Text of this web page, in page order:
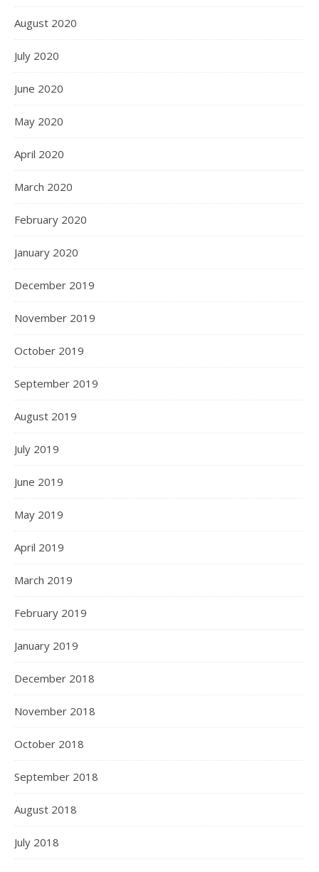
August 2020
July 2020
June 2020
May 2020
April 2020
March 2020
February 2020
January 2020
December 2019
November 2019
October 2019
September 2019
August 2019
July 2019
June 2019
May 2019
April 2019
March 2019
February 2019
January 2019
December 2018
November 2018
October 2018
September 2018
August 2018
July 2018